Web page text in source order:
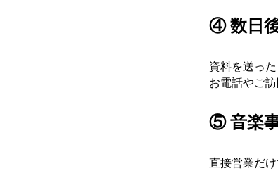
④ 数日
資料を送っ
お電話やご
⑤ 音楽
直接営業だ